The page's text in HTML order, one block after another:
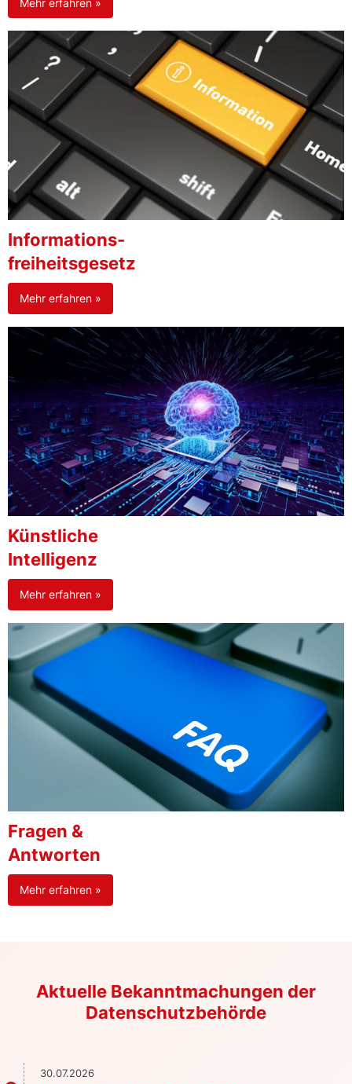
Informations-
freiheitsgesetz
Mehr erfahren »
Künstliche
Intelligenz
Mehr erfahren »
Fragen &
Antworten
Mehr erfahren »
Aktuelle Bekanntmachungen der
Datenschutzbehörde
30.07.2026